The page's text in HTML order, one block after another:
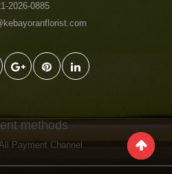
2026-0885
methods
Payment Channel .